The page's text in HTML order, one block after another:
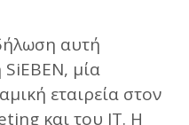
αυτή
μία
εταιρεία στον
και του ΙΤ. Η